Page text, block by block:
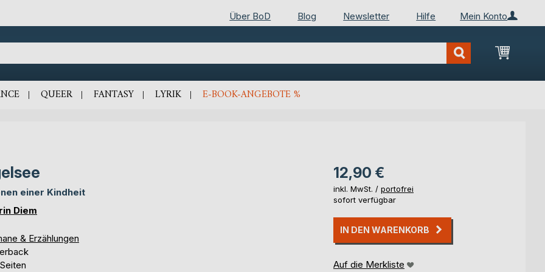
Mein Konto
Über BoD Blog Newsletter Hilfe
Mein
QUEER FANTASY LYRIK E-BOOK-ANGEBOTE %
einer Kindheit
Diem
& Erzählungen
12,90 €
inkl. MwSt. / portofrei
sofort verfügbar
IN DEN WARENKORB
Auf die Merkliste